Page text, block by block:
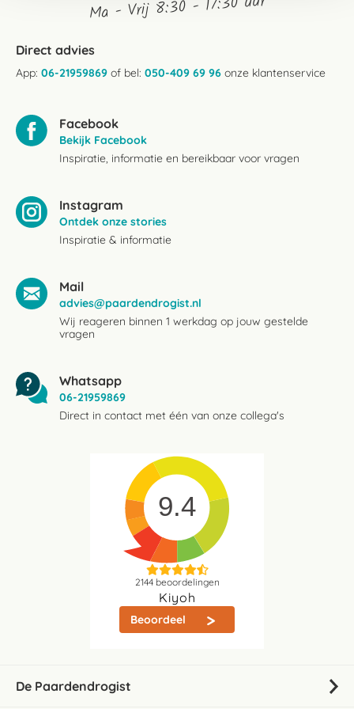
Ma - Vrij 8:30 - 17:30 uur
Direct advies
App: 06-21959869 of bel: 050-409 69 96 onze klantenservice
Facebook
Bekijk Facebook
Inspiratie, informatie en bereikbaar voor vragen
Instagram
Ontdek onze stories
Inspiratie & informatie
Mail
advies@paardendrogist.nl
Wij reageren binnen 1 werkdag op jouw gestelde
vragen
Whatsapp
06-21959869
Direct in contact met één van onze collega's
9.4
2144beoordelingen
Kiyoh
Beoordeel
De Paardendrogist